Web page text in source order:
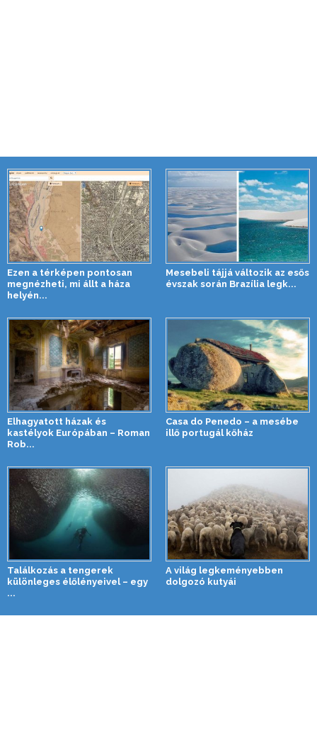
Ezen a térképen pontosan
megnézheti, mi állt a háza
helyén...
Mesebeli tájjá változik az esős
évszak során Brazília legk...
Elhagyatott házak és
kastélyok Európában – Roman
Rob...
Casa do Penedo – a mesébe
illő portugál kőház
Találkozás a tengerek
különleges élőlényeivel – egy
...
A világ legkeményebben
dolgozó kutyái